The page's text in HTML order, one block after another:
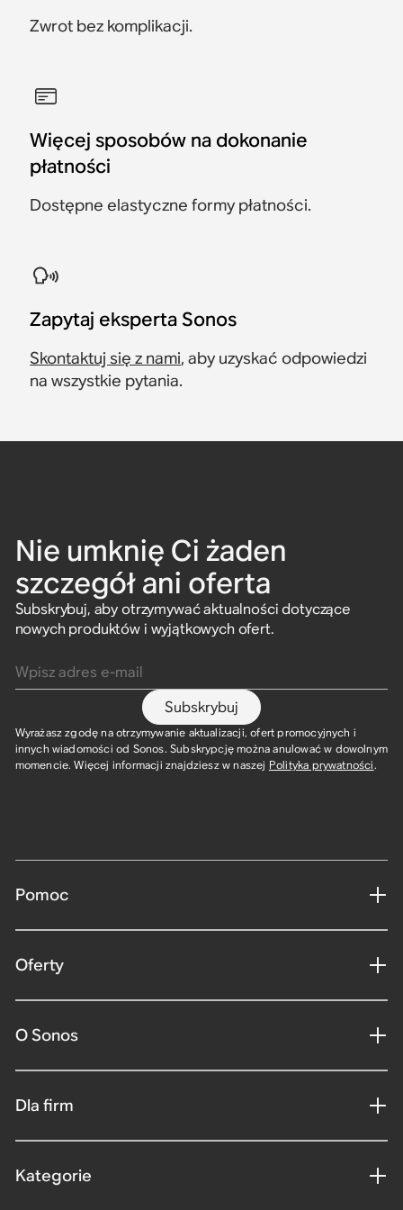
Zwrot bez komplikacji.
Więcej sposobów na dokonanie
płatności
Dostępne elastyczne formy płatności.
Zapytaj eksperta Sonos
Skontaktuj się z nami, aby uzyskać odpowiedzi
na wszystkie pytania.
Nie umknię Ci żaden
szczegół ani oferta
Subskrybuj, aby otrzymywać aktualności dotyczące
nowych produktów i wyjątkowych ofert.
Subskrybuj
Wyrażasz zgodę na otrzymywanie aktualizacji, ofert promocyjnych i
innych wiadomości od Sonos. Subskrypcję można anulować w dowolnym
momencie. Więcej informacji znajdziesz w naszej Polityka prywatności.
Pomoc
Oferty
O Sonos
Dla firm
Kategorie